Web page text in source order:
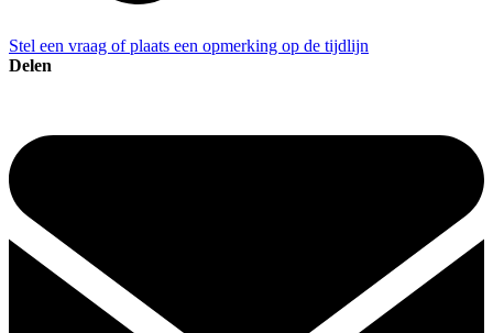
Stel een vraag of plaats een opmerking op de tijdlijn
Delen